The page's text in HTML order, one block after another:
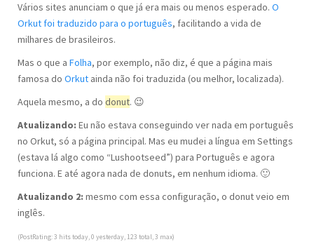
Vários sites anunciam o que já era mais ou menos esperado. O
Orkut foi traduzido para o português, facilitando a vida de
milhares de brasileiros.
Mas o que a Folha, por exemplo, não diz, é que a página mais
famosa do Orkut ainda não foi traduzida (ou melhor, localizada).
Aquela mesmo, a do donut. 😉
Atualizando: Eu não estava conseguindo ver nada em português
no Orkut, só a página principal. Mas eu mudei a língua em Settings
(estava lá algo como “Lushootseed”) para Português e agora
funciona. E até agora nada de donuts, em nenhum idioma. 🙂
Atualizando 2: mesmo com essa configuração, o donut veio em
inglês.
(PostRating: 3 hits today, 0 yesterday, 123 total, 3 max)